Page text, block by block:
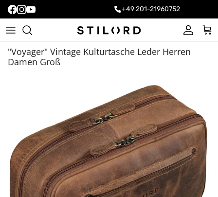
+49 201-21960752
Konto
"Voyager" Vintage Kulturtasche Leder Herren
Damen Groß